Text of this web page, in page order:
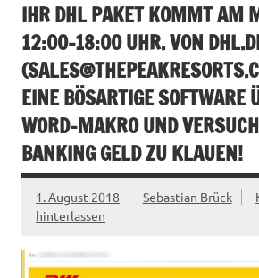
IHR DHL PAKET KOMMT AM
12:00-18:00 UHR. VON
(
EINE BÖSARTIGE SOFTWARE
WORD-MAKRO UND
BANKING GELD ZU KLAUEN!
1. August 2018 Sebastian Brück
hinterlassen